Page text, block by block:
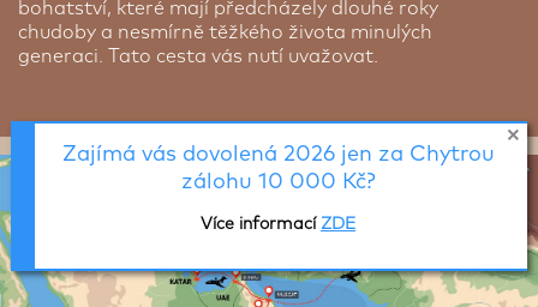
bohatství, které mají předcházely dlouhé roky
chudoby a nesmírně těžkého života minulých
generaci. Tato cesta vás nutí uvažovat.
Zajímá vás dovolená 2026 jen za Chytrou
zálohu 10 000 Kč?
Více informací ZDE